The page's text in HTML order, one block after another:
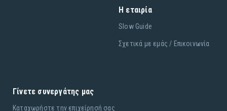
Η εταιρία
Slow Guide
Σχετικά με εμάς / Επικοινωνία
Γίνετε συνεργάτης μας
Καταχωρήστε την επιχείρησή σας